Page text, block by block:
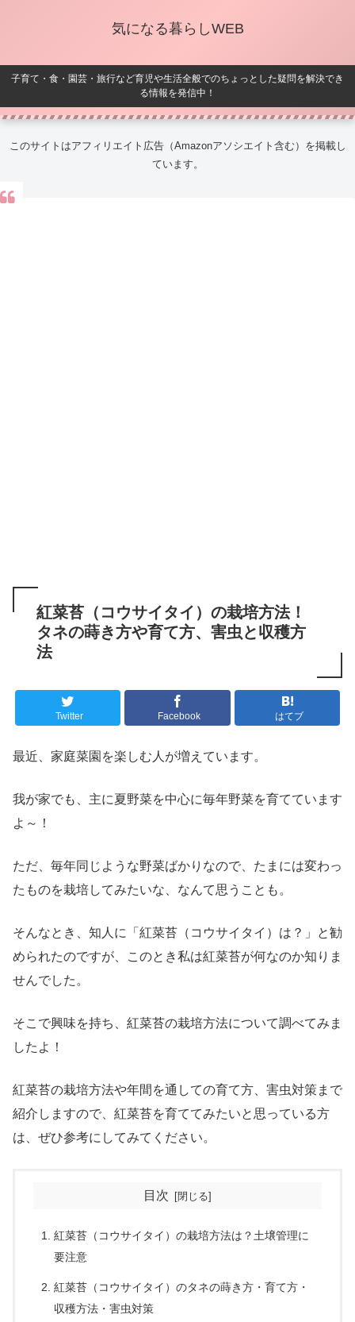
気になる暮らしWEB
子育て・食・園芸・旅行など育児や生活全般でのちょっとした疑問を解決でき
る情報を発信中！
このサイトはアフィリエイト広告（Amazonアソシエイト含む）を掲載し
ています。
紅菜苔（コウサイタイ）の栽培方法！
タネの蒔き方や育て方、害虫と収穫方
法
Twitter Facebook はてブ
最近、家庭菜園を楽しむ人が増えています。
我が家でも、主に夏野菜を中心に毎年野菜を育てています
よ～！
ただ、毎年同じような野菜ばかりなので、たまには変わっ
たものを栽培してみたいな、なんて思うことも。
そんなとき、知人に「紅菜苔（コウサイタイ）は？」と勧
められたのですが、このとき私は紅菜苔が何なのか知りま
せんでした。
そこで興味を持ち、紅菜苔の栽培方法について調べてみま
したよ！
紅菜苔の栽培方法や年間を通しての育て方、害虫対策まで
紹介しますので、紅菜苔を育ててみたいと思っている方
は、ぜひ参考にしてみてください。
目次
紅菜苔（コウサイタイ）の栽培方法は？土壌管理に
要注意
紅菜苔（コウサイタイ）のタネの蒔き方・育て方・
収穫方法・害虫対策